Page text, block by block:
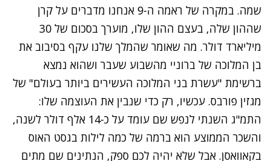
שמה. במקרה של ראמה ה-9 אנחנו מדברים על קרן
שההון שלה, בעצם ההון שלו, מוערך בסכום של 30
מיליארד דולר. מה שאומר שהמלך שלנו עקף בסיבוב את
בן המלוכה של ברוניי מהשבוע שעבר ושהוא נמצא
ברשימת "עשרת בני המלוכה העשירים ביותר בעולם" של
מגזין פורבס. עכשיו, רק כדי שנבין את העוצמה שלו:
התמ"ג השנתי לנפש שם עומד על כ-14 אלף דולר לשנה,
והשכר הממוצע הוא ברמה של כמה לילות בגסט האוס
בקאוואסן. אבל שלא יהיה לכם ספק, הנתינים שם מתים